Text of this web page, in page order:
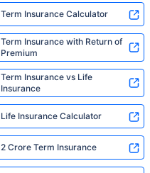
Term Insurance Calculator
Term Insurance with Return of
Premium
Term Insurance vs Life
Insurance
Life Insurance Calculator
2 Crore Term Insurance